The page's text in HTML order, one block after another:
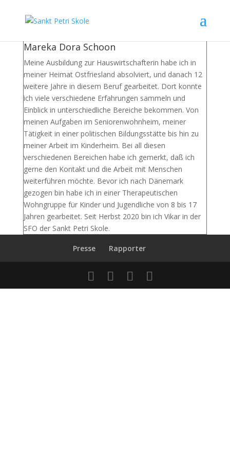
Mareka Dora Schoon
Meine Ausbildung zur Hauswirtschafterin habe ich in
meiner Heimat Ostfriesland absolviert, und danach 12
weitere Jahre in diesem Beruf gearbeitet. Dort konnte
ich viele verschiedene Erfahrungen sammeln und
Einblick in unterschiedliche Bereiche bekommen. Von
meinen Aufgaben im Seniorenwohnheim, meiner
Tätigkeit in einer politischen Bildungsstätte bis hin zu
meiner Arbeit im Kinderheim. Bei all diesen
verschiedenen Bereichen habe ich gemerkt, daß ich
gerne den Kontakt und die Arbeit mit Menschen
weiterführen möchte. Bevor ich nach Dänemark
gezogen bin habe ich in einer Therapeutischen
Wohngruppe für Kinder und Jugendliche von 8 bis 17
Jahren gearbeitet. Seit Herbst 2020 bin ich Vikar in der
SFO der Sankt Petri Skole.
Presse Rapporter